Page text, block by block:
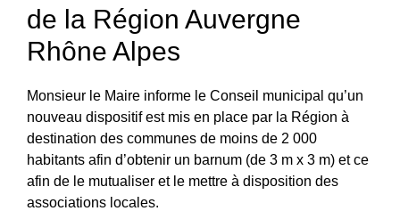
de la Région Auvergne
Rhône Alpes
Monsieur le Maire informe le Conseil municipal qu’un
nouveau dispositif est mis en place par la Région à
destination des communes de moins de 2 000
habitants afin d’obtenir un barnum (de 3 m x 3 m) et ce
afin de le mutualiser et le mettre à disposition des
associations locales.